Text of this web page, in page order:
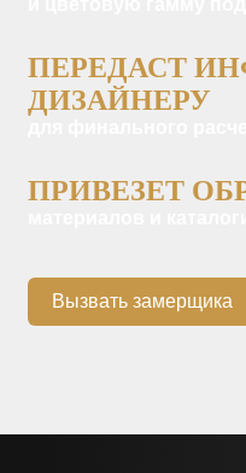
ПЕРЕДАСТ
ДИЗАЙНЕРУ
ПРИВЕЗЕТ
Вызвать замерщика